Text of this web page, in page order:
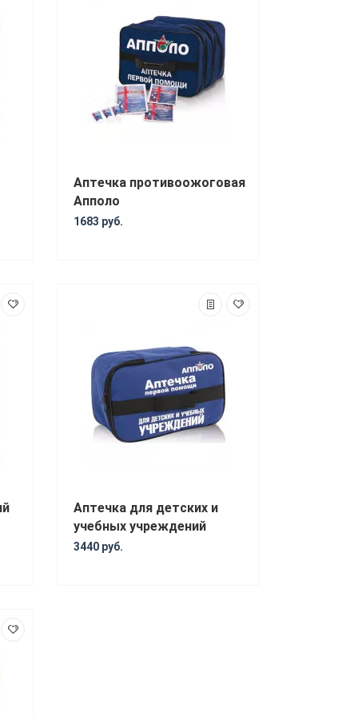
Аптечка противоожоговая
Апполо
1683 руб.
Аптечка для детских и
учебных учреждений
3440 руб.